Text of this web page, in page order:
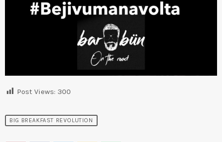
Post Views: 300
BIG BREAKFAST REVOLUTION